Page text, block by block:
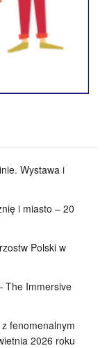
Wystawa i
i miasto – 20
Polski w
The Immersive
fenomenalnym
2026 roku